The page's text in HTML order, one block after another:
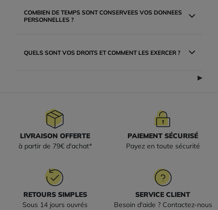
COMBIEN DE TEMPS SONT CONSERVEES VOS DONNEES
PERSONNELLES ?
QUELS SONT VOS DROITS ET COMMENT LES EXERCER ?
LIVRAISON OFFERTE
à partir de 79€ d'achat*
PAIEMENT SÉCURISÉ
Payez en toute sécurité
RETOURS SIMPLES
Sous 14 jours ouvrés
SERVICE CLIENT
Besoin d'aide ? Contactez-nous